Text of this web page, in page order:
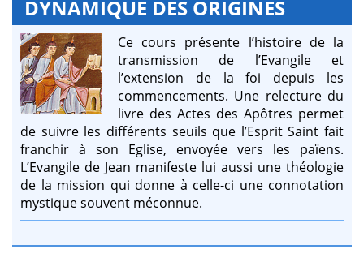
DYNAMIQUE DES ORIGINES
Ce cours présente l’histoire de la
transmission de l’Evangile et
l’extension de la foi depuis les
commencements. Une relecture du
livre des Actes des Apôtres permet
de suivre les différents seuils que l’Esprit Saint fait
franchir à son Eglise, envoyée vers les païens.
L’Evangile de Jean manifeste lui aussi une théologie
de la mission qui donne à celle-ci une connotation
mystique souvent méconnue.